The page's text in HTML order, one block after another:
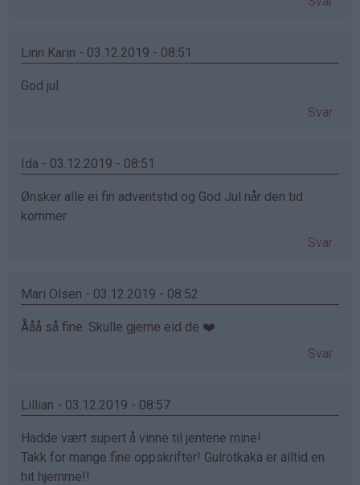
Linn Karin - 03.12.2019 - 08:51
God jul
Svar
Ida - 03.12.2019 - 08:51
Ønsker alle ei fin adventstid og God Jul når den tid
kommer
Svar
Mari Olsen - 03.12.2019 - 08:52
Ååå så fine. Skulle gjerne eid de ❤️
Svar
Lillian - 03.12.2019 - 08:57
Hadde vært supert å vinne til jentene mine!
Takk for mange fine oppskrifter! Gulrotkaka er alltid en
hit hjemme!!